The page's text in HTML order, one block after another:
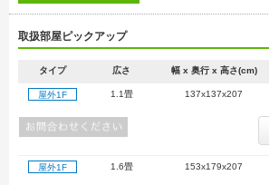
取扱部屋ピックアップ
タイプ 広さ 幅 x 奥行 x 高さ(cm)
屋外1F 1.1畳 137x137x207
屋外1F 1.6畳 153x179x207